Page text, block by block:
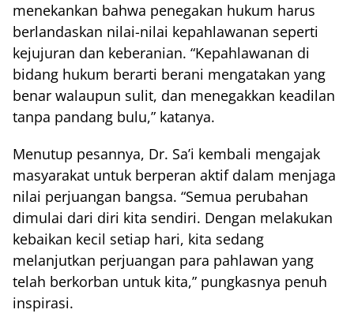
menekankan bahwa penegakan hukum harus
berlandaskan nilai-nilai kepahlawanan seperti
kejujuran dan keberanian. “Kepahlawanan di
bidang hukum berarti berani mengatakan yang
benar walaupun sulit, dan menegakkan keadilan
tanpa pandang bulu,” katanya.
Menutup pesannya, Dr. Sa’i kembali mengajak
masyarakat untuk berperan aktif dalam menjaga
nilai perjuangan bangsa. “Semua perubahan
dimulai dari diri kita sendiri. Dengan melakukan
kebaikan kecil setiap hari, kita sedang
melanjutkan perjuangan para pahlawan yang
telah berkorban untuk kita,” pungkasnya penuh
inspirasi.